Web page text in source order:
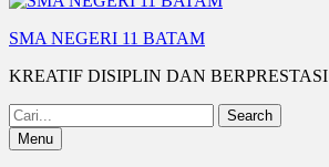
SMA NEGERI 11 BATAM
KREATIF DISIPLIN DAN BERPRESTASI
Search
for:Menu